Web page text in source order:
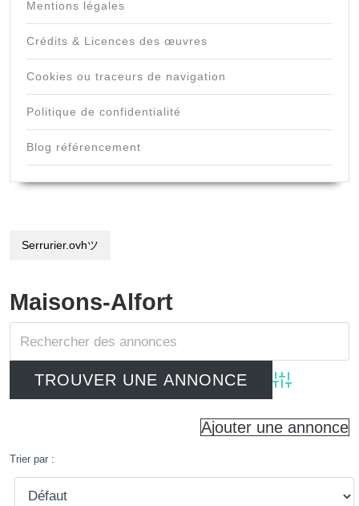
Mentions légales
Crédits & Licences des œuvres
Cookies ou traceurs de navigation
Politique de confidentialité
Blog référencement
Serrurier.ovhツ
Maisons-Alfort
Advanced
Ajouter une annonce
Trier par :